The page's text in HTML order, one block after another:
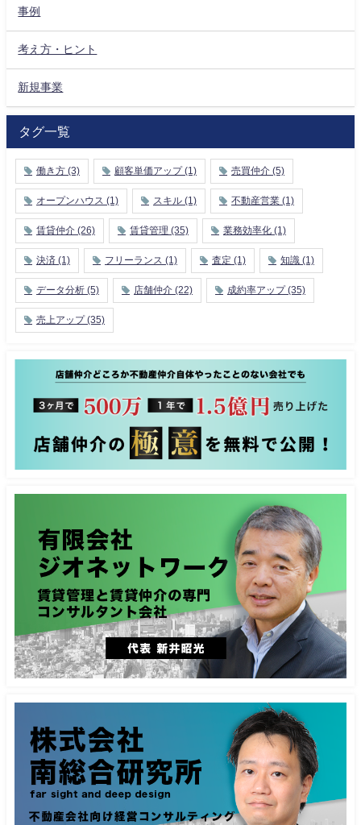
事例
考え方・ヒント
新規事業
タグ一覧
働き方 (3) 顧客単価アップ(1) 売買仲介 (5)
オープンハウス (1) スキル (1) 不動産営業 (1)
賃貸仲介 (26) 賃貸管理 (35) 業務効率化 (1)
決済 (1) フリーランス (1) 査定 (1) 知識 (1)
データ分析 (5) 店舗仲介 (22) 成約率アップ(35)
売上アップ(35)